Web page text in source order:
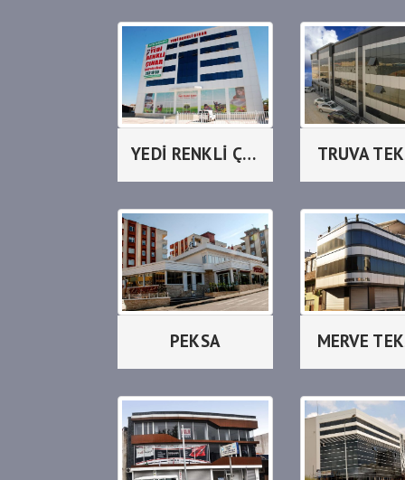
YEDİ RENKLİ ÇINAR TRUVA
PEKSA MERVE